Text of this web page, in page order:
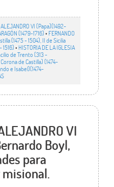
ALEJANDRO VI (Papa)(1492-
(1479-1716)• FERNANDO
(1475 - 1504), II de Sicilia
1516)• HISTORIA DE LA IGLESIA
de Trento (313 -
de Castilla) (1474-
e Isabel)(1474-
VI
Boyl,
para